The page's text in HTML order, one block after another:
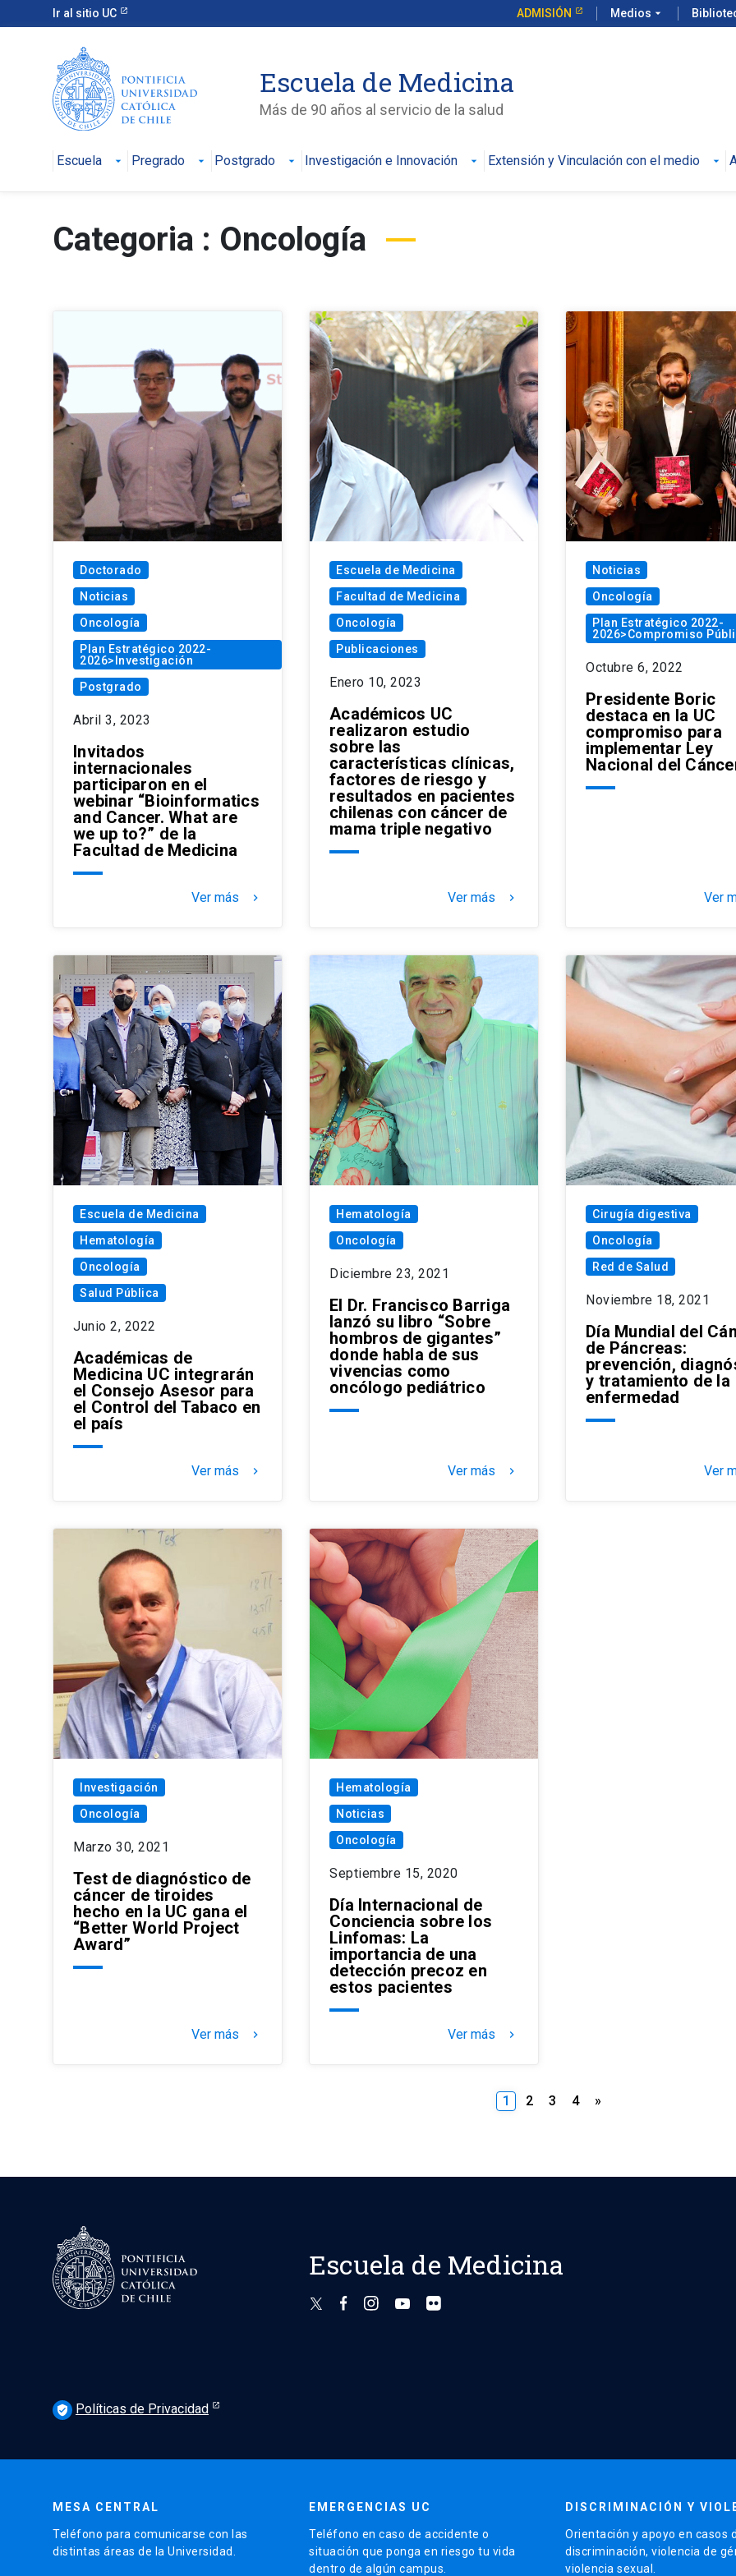
Ir al sitio UC ADMISIÓN Medios arrow_drop_down
Escuela de Medicina
Más de 90 años al servicio de la salud
Escuela Pregrado Postgrado Investigación e Innovación Extensión y Vinculación con el medio
Categoria : Oncología
Doctorado
Noticias
Oncología
Plan Estratégico 2022-
2026>Investigación
Postgrado
Abril 3, 2023
Invitados
internacionales
participaron en el
webinar “Bioinformatics
and Cancer. What are
we up to?” de la
Facultad de Medicina
Ver más keyboard_arrow_right
Escuela de Medicina
Facultad de Medicina
Oncología
Publicaciones
Enero 10, 2023
Académicos UC
realizaron estudio
sobre las
características clínicas,
factores de riesgo y
resultados en pacientes
chilenas con cáncer de
mama triple negativo
Ver más keyboard_arrow_right
Noticias
Oncología
Plan Estratégico 2022-
2026>Compromiso
Octubre 6, 2022
Presidente Boric
destaca en la UC
compromiso para
implementar Ley
Nacional del
Ver
Escuela de Medicina
Hematología
Oncología
Salud Pública
Junio 2, 2022
Académicas de
Medicina UC integrarán
el Consejo Asesor para
el Control del Tabaco en
el país
Ver más keyboard_arrow_right
Hematología
Oncología
Diciembre 23, 2021
El Dr. Francisco Barriga
lanzó su libro “Sobre
hombros de gigantes”
donde habla de sus
vivencias como
oncólogo pediátrico
Ver más keyboard_arrow_right
Cirugía digestiva
Oncología
Red de Salud
Noviembre 18, 2021
Día Mundial del
de Páncreas:
prevención,
y tratamiento de la
enfermedad
Ver
Investigación
Oncología
Marzo 30, 2021
Test de diagnóstico de
cáncer de tiroides
hecho en la UC gana el
“Better World Project
Award”
Ver más keyboard_arrow_right
Hematología
Noticias
Oncología
Septiembre 15, 2020
Día Internacional de
Conciencia sobre los
Linfomas: La
importancia de una
detección precoz en
estos pacientes
Ver más keyboard_arrow_right
Paginación
1 2 3 4 »
Escuela de Medicina
verified_user Políticas de Privacidad
MESA CENTRAL
Teléfono para comunicarse con las
distintas áreas de la Universidad.
EMERGENCIAS UC
Teléfono en caso de accidente o
situación que ponga en riesgo tu vida
dentro de algún campus.
DISCRIMINACIÓN Y
Orientación y apoyo en casos
discriminación, violencia de
violencia sexual.